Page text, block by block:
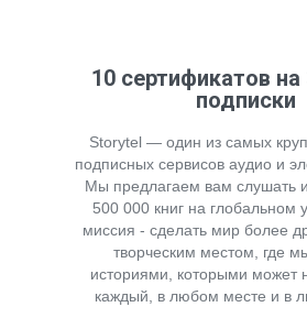
10 сертификатов
подписки
Storytel — один из самых
подписных сервисов аудио и
Мы предлагаем вам слушать
500 000 книг на глобальном
миссия - сделать мир более
творческим местом, где
историями, которыми может
каждый, в любом месте и в